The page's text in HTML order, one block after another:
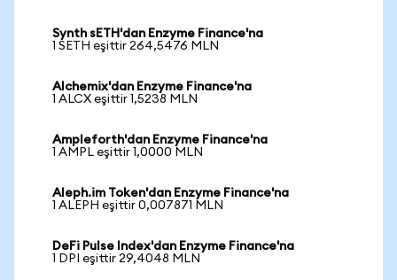
Synth sETH'dan Enzyme Finance'na
1 SETH eşittir 264,5476 MLN
Alchemix'dan Enzyme Finance'na
1 ALCX eşittir 1,5238 MLN
Ampleforth'dan Enzyme Finance'na
1 AMPL eşittir 1,0000 MLN
Aleph.im Token'dan Enzyme Finance'na
1 ALEPH eşittir 0,007871 MLN
DeFi Pulse Index'dan Enzyme Finance'na
1 DPI eşittir 29,4048 MLN